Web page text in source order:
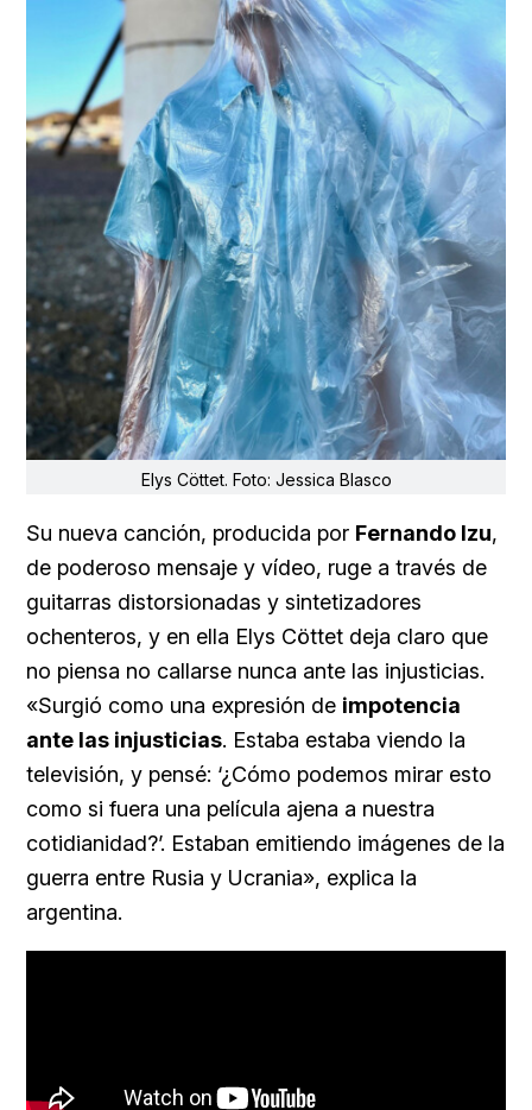
Elys Cöttet. Foto: Jessica Blasco
Su nueva canción, producida por Fernando Izu,
de poderoso mensaje y vídeo, ruge a través de
guitarras distorsionadas y sintetizadores
ochenteros, y en ella Elys Cöttet deja claro que
no piensa no callarse nunca ante las injusticias.
«Surgió como una expresión de impotencia
ante las injusticias. Estaba estaba viendo la
televisión, y pensé: ‘¿Cómo podemos mirar esto
como si fuera una película ajena a nuestra
cotidianidad?’. Estaban emitiendo imágenes de la
guerra entre Rusia y Ucrania», explica la
argentina.